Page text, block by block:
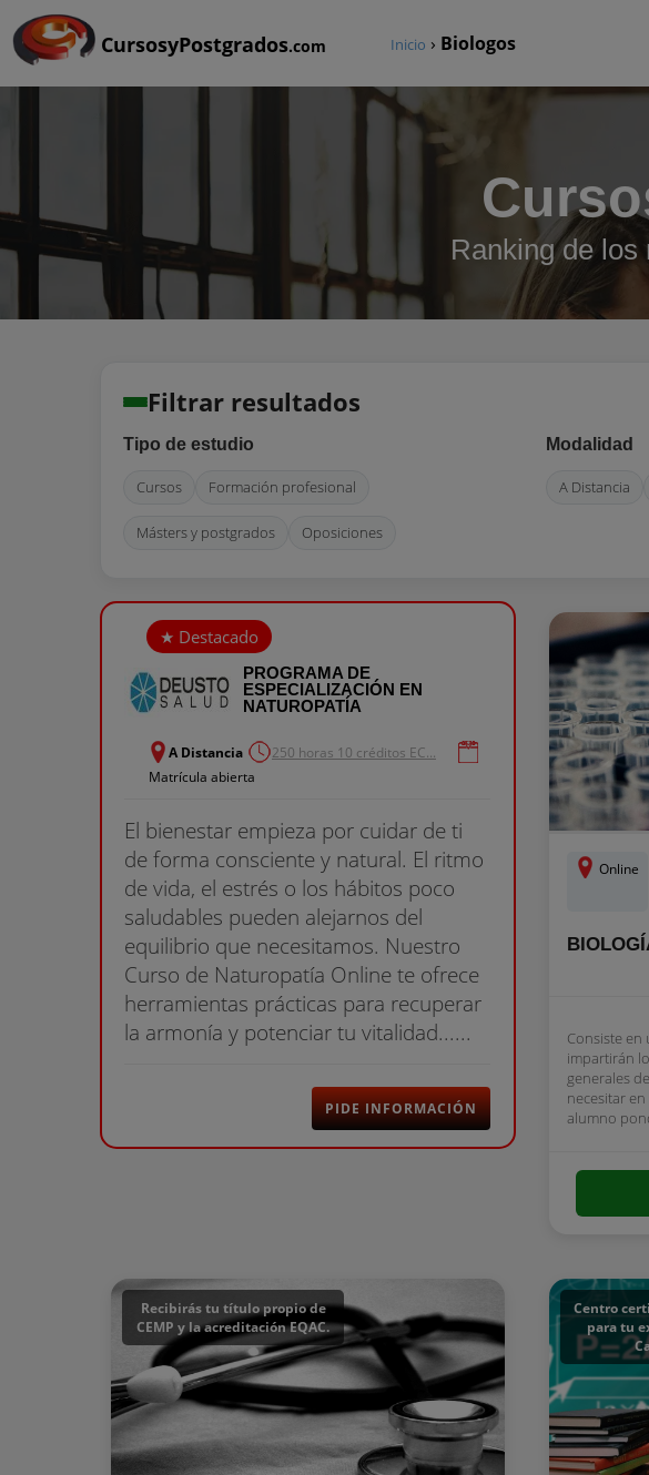
CursosyPostgrados.com Inicio › Biologos
Ranking de
Filtrar resultados
Tipo de estudio
Cursos Formación profesional
Másters y postgrados Oposiciones
Modalidad
A Distancia
PROGRAMA DE
ESPECIALIZACIÓN EN
NATUROPATÍA
A Distancia
250 horas 10 créditos EC...
Matrícula abierta
El bienestar empieza por cuidar de ti
de forma consciente y natural. El ritmo
de vida, el estrés o los hábitos poco
saludables pueden alejarnos del
equilibrio que necesitamos. Nuestro
Curso de Naturopatía Online te ofrece
herramientas prácticas para recuperar
la armonía y potenciar tu vitalidad......
PIDE INFORMACIÓN
Online
Consiste
impartirán
generales
necesitar
alumno
Recibirás tu título propio de
CEMP y la acreditación EQAC.
Centro
para tu